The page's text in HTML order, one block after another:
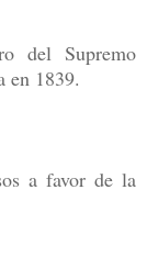
del Supremo
en 1839.
a favor de la